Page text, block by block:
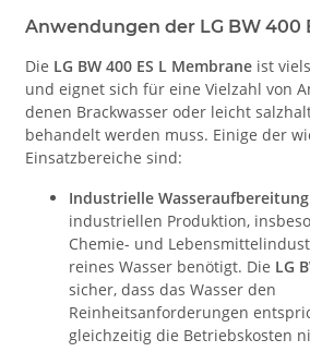
Anwendungen der LG BW 400
Die LG BW 400 ES L Membrane ist
und eignet sich für eine Vielzahl von
denen Brackwasser oder leicht
behandelt werden muss. Einige der
Einsatzbereiche sind:
Industrielle Wasseraufbereitung
industriellen Produktion,
Chemie- und
reines Wasser benötigt. Die LG
sicher, dass das Wasser den
Reinheitsanforderungen
gleichzeitig die Betriebskosten